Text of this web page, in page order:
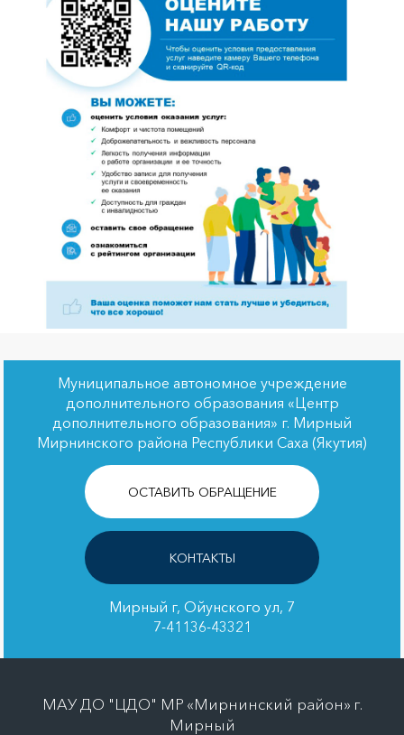
Муниципальное автономное учреждение
дополнительного образования «Центр
дополнительного образования» г. Мирный
Мирнинского района Республики Саха (Якутия)
ОСТАВИТЬ ОБРАЩЕНИЕ
КОНТАКТЫ
Мирный г, Ойунского ул, 7
7-41136-43321
МАУ ДО "ЦДО" МР «Мирнинский район» г.
Мирный